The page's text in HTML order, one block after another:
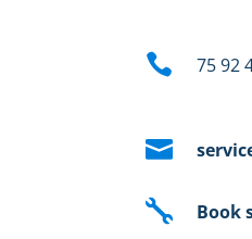
 75 92

 Book